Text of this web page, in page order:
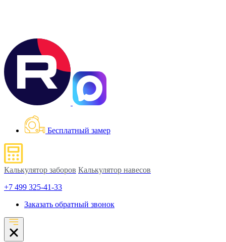
Бесплатный замер
Калькулятор заборов Калькулятор навесов
+7 499 325-41-33
Заказать обратный звонок